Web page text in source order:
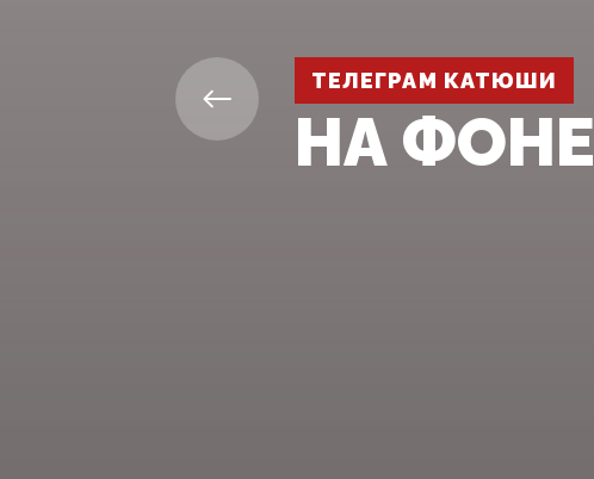
ТЕЛЕГРАМ КАТЮШИ
НА ФОНЕ